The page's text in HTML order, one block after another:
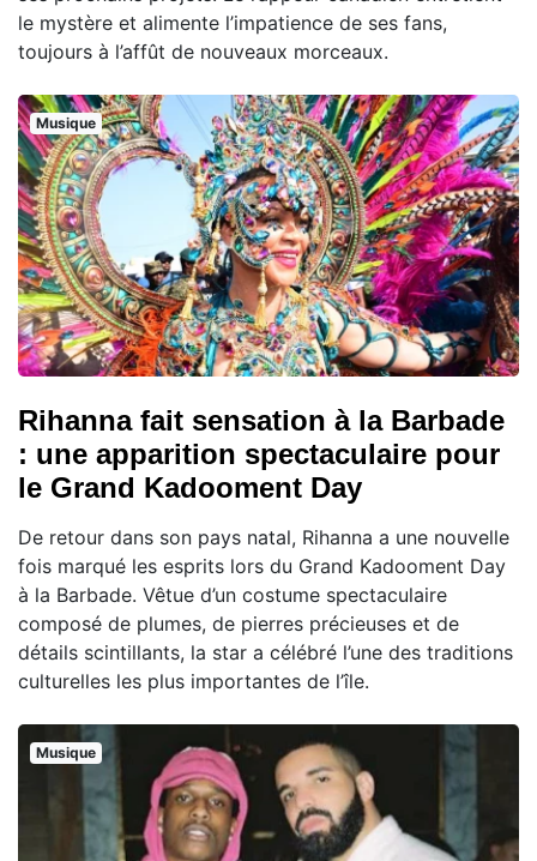
le mystère et alimente l’impatience de ses fans,
toujours à l’affût de nouveaux morceaux.
Musique
Rihanna fait sensation à la Barbade
: une apparition spectaculaire pour
le Grand Kadooment Day
De retour dans son pays natal, Rihanna a une nouvelle
fois marqué les esprits lors du Grand Kadooment Day
à la Barbade. Vêtue d’un costume spectaculaire
composé de plumes, de pierres précieuses et de
détails scintillants, la star a célébré l’une des traditions
culturelles les plus importantes de l’île.
Musique